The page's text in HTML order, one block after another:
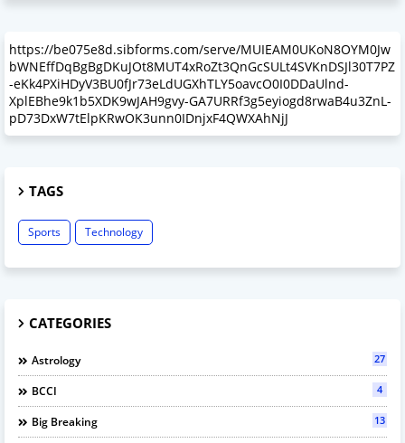
https://be075e8d.sibforms.com/serve/MUIEAM0UKoN8OYM0Jw
bWNEffDqBgBgDKuJOt8MUT4xRoZt3QnGcSULt4SVKnDSJl30T7PZ
-eKk4PXiHDyV3BU0fJr73eLdUGXhTLY5oavcO0I0DDaUlnd-
XplEBhe9k1b5XDK9wJAH9gvy-GA7URRf3g5eyiogd8rwaB4u3ZnL-
pD73DxW7tElpKRwOK3unn0IDnjxF4QWXAhNjJ
TAGS
Sports Technology
CATEGORIES
Astrology 27
BCCI 4
Big Breaking 13